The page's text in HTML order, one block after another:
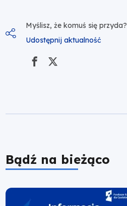
Myślisz, że komuś się przyda?
Udostępnij aktualność
Bądź na bieżąco